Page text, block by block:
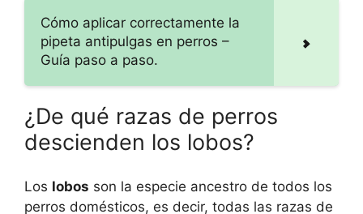
Cómo aplicar correctamente la
pipeta antipulgas en perros –
Guía paso a paso.
¿De qué razas de perros
descienden los lobos?
Los lobos son la especie ancestro de todos los
perros domésticos, es decir, todas las razas de